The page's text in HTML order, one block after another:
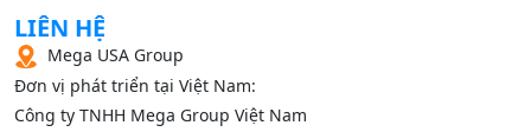
LIÊN HỆ
Mega USA Group
Đơn vị phát triển tại Việt Nam:
Công ty TNHH Mega Group Việt Nam